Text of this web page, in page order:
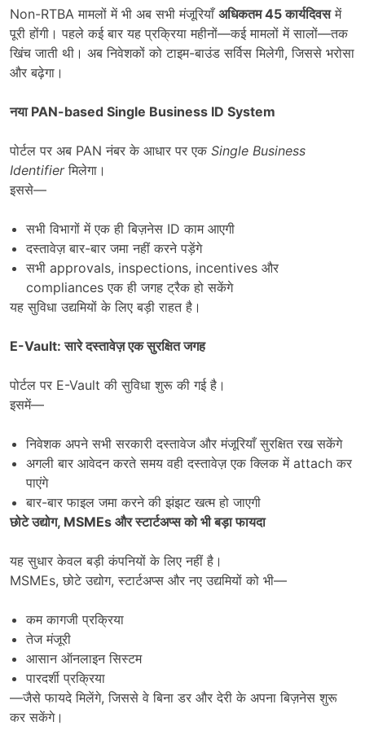
Non-RTBA मामलों में भी अब सभी मंजूरियाँ अधिकतम45कार्यदिवसमें
पूरी होंगी। पहले कई बार यह प्रक्रिया महीनों—कई मामलों में सालों—तक
खिंच जाती थी। अब निवेशकों को टाइम-बाउंड सर्विस मिलेगी, जिससे भरोसा
और बढ़ेगा।
नया PAN-based Single Business ID System
पोर्टल पर अब PAN नंबर के आधार पर एक Single Business
Identifierमिलेगा।
इससे—
सभी विभागों में एक ही बिज़नेस ID काम आएगी
दस्तावेज़ बार-बार जमा नहीं करने पड़ेंगे
सभी approvals, inspections, incentives और
compliances एक ही जगह ट्रैक हो सकेंगे
यह सुविधा उद्यमियों के लिए बड़ी राहत है।
E-Vault:सारे दस्तावेज़ एक सुरक्षित जगह
पोर्टल पर E-Vault की सुविधा शुरू की गई है।
इसमें—
निवेशक अपने सभी सरकारी दस्तावेज और मंजूरियाँ सुरक्षित रख सकेंगे
अगली बार आवेदन करते समय वही दस्तावेज़ एक क्लिक में attach कर
पाएंगे
बार-बार फाइल जमा करने की झंझट खत्म हो जाएगी
छोटे उद्योग, MSMEs और स्टार्टअप्स को भी बड़ा फायदा
यह सुधार केवल बड़ी कंपनियों के लिए नहीं है।
MSMEs, छोटे उद्योग, स्टार्टअप्स और नए उद्यमियों को भी—
कम कागजी प्रक्रिया
तेज मंजूरी
आसान ऑनलाइन सिस्टम
पारदर्शी प्रक्रिया
—जैसे फायदे मिलेंगे, जिससे वे बिना डर और देरी के अपना बिज़नेस शुरू
कर सकेंगे।